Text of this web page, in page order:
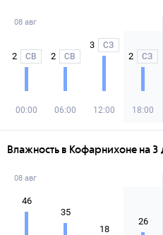
08 авг
2 СВ
00:00
2 СВ
06:00
3 СЗ
12:00
2 СЗ
18:00
Влажность в Кофарнихоне на 3
08 авг
46
35
18
26